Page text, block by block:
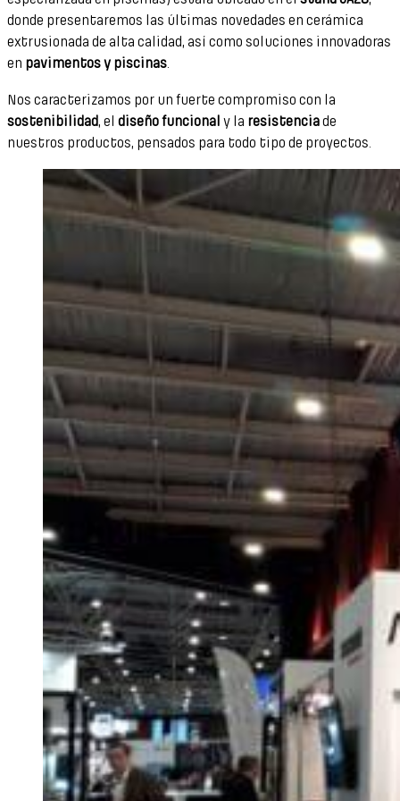
donde presentaremos las últimas novedades en cerámica
extrusionada de alta calidad, así como soluciones innovadoras
en pavimentos y piscinas
Nos caracterizamos por un fuerte compromiso con la
sostenibilidad, el diseño funcional y la resistenciade
nuestros productos, pensados para todo tipo de proyectos.